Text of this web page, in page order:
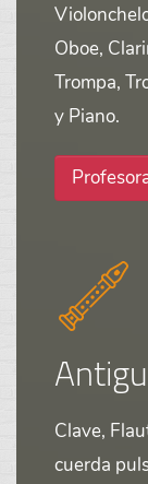
Oboe,
Trompa,
y Piano.
Clave,
cuerda